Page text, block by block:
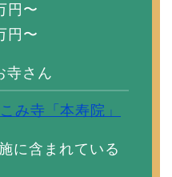
円〜
円〜
寺さん
み寺「本寿院」
に含まれている